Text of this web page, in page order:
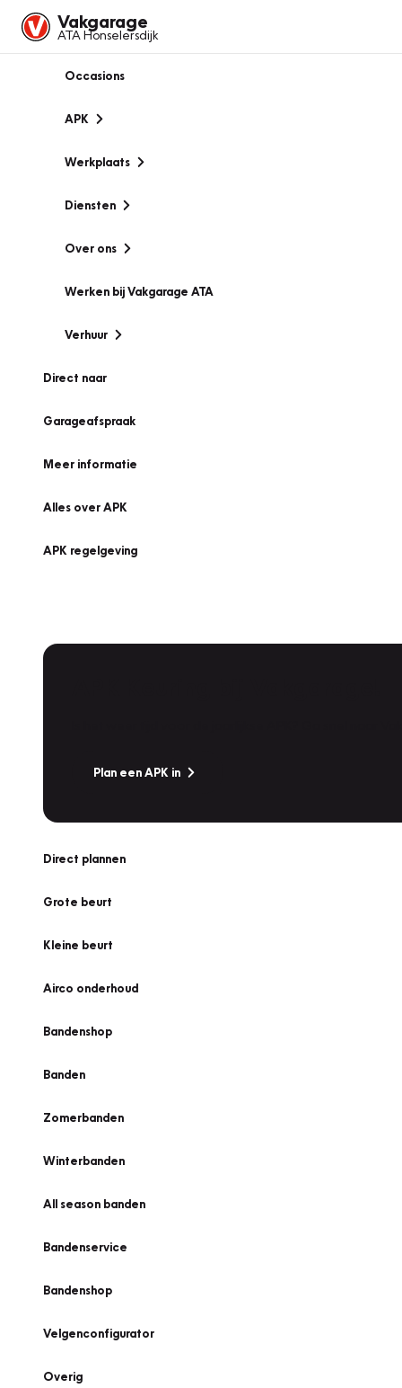
Vakgarage
ATA Honselersdijk
Occasions
APK
Werkplaats
Diensten
Over ons
Werken bij Vakgarage ATA
Verhuur
Direct naar
Garageafspraak
Meer informatie
Alles over APK
APK regelgeving
Plan een APK in
Direct plannen
Grote beurt
Kleine beurt
Airco onderhoud
Bandenshop
Banden
Zomerbanden
Winterbanden
All season banden
Bandenservice
Bandenshop
Velgenconfigurator
Overig